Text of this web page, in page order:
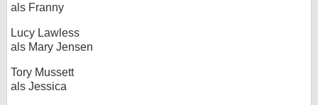
als Franny
Lucy Lawless
als Mary Jensen
Tory Mussett
als Jessica